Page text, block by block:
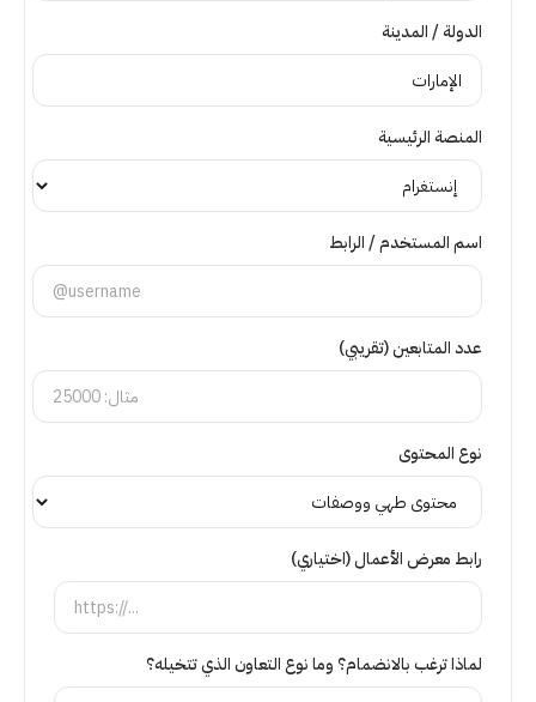
الدولة / المدينة
المنصة الرئيسية
اسم المستخدم / الرابط
عدد المتابعين (تقريبي)
نوع المحتوى
رابط معرض الأعمال (اختياري)
لماذا ترغب بالانضمام؟ وما نوع التعاون الذي تتخيله؟